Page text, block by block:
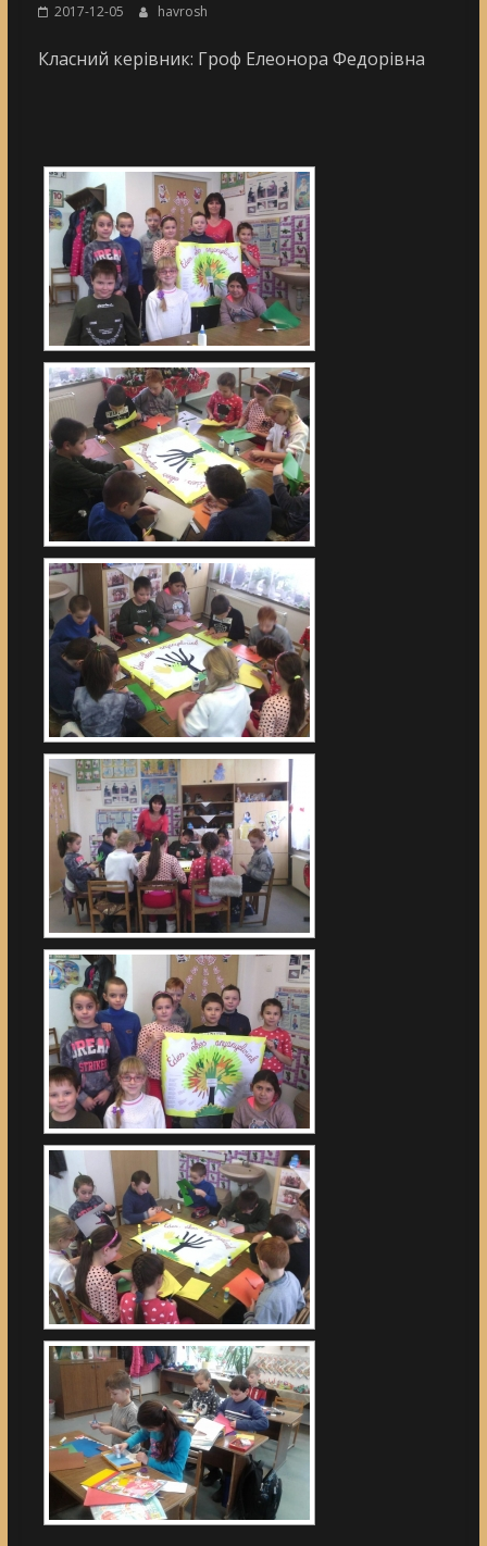
2017-12-05 havrosh
Класний керівник: Гроф Елеонора Федорівна